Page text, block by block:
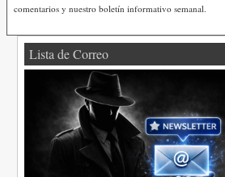
comentarios y nuestro boletín informativo semanal.
Lista de Correo